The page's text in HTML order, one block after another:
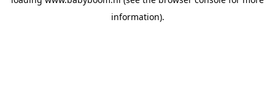
information).